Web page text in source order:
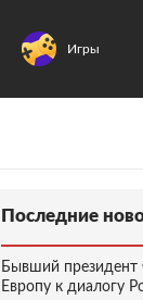
Игры
Последние
Бывший президент
Европу к диалогу